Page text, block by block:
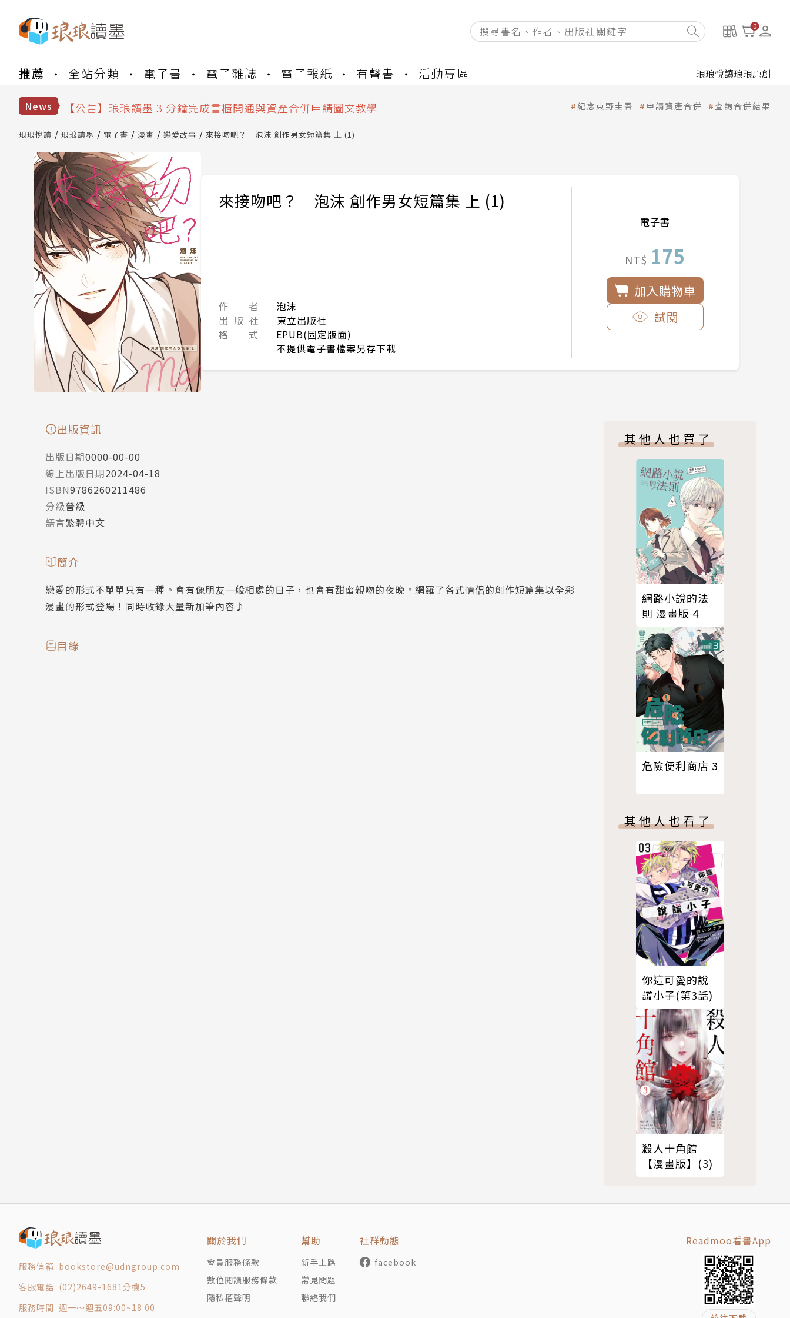
0
推薦 全站分類 電子書 電子雜誌 電子報紙 有聲書 活動專區 琅琅悅讀琅琅原創
News
【公告】琅琅讀墨數位閱讀資產合併與書櫃開通申請
【公告】琅琅讀墨 3 分鐘完成書櫃開通與資產合併申請圖文教學
【公告】琅琅讀墨數位閱讀資產合併與書櫃開通申請
紀念東野圭吾 申請資產合併 查詢合併結果
琅琅悅讀 琅琅讀墨 電子書 漫畫 戀愛故事 來接吻吧？ 泡沫 創作男女短篇集 上 (1)
來接吻吧？ 泡沫 創作男女短篇集 上 (1)
作 者
泡沫
出 版 社
東立出版社
格 式
EPUB(固定版面)
不提供電子書檔案另存下載
電子書
NT$ 175
加入購物車
試閱
出版資訊
出版日期0000-00-00
線上出版日期2024-04-18
ISBN9786260211486
分級普級
語言繁體中文
簡介
戀愛的形式不單單只有一種。會有像朋友一般相處的日子，也會有甜蜜親吻的夜晚。網羅了各式情侶的創作短篇集以全彩
漫畫的形式登場！同時收錄大量新加筆內容♪
目錄
其他人也買了
網路小說的法
則 漫畫版 4
危險便利商店 3
其他人也看了
你這可愛的說
謊小子(第3話)
殺人十角館
【漫畫版】(3)
服務信箱: bookstore@udngroup.com
客服電話: (02)2649-1681分機5
服務時間: 週一～週五09:00~18:00
關於我們
會員服務條款
數位閱讀服務條款
隱私權聲明
幫助
新手上路
常見問題
聯絡我們
社群動態
facebook
Readmoo看書App